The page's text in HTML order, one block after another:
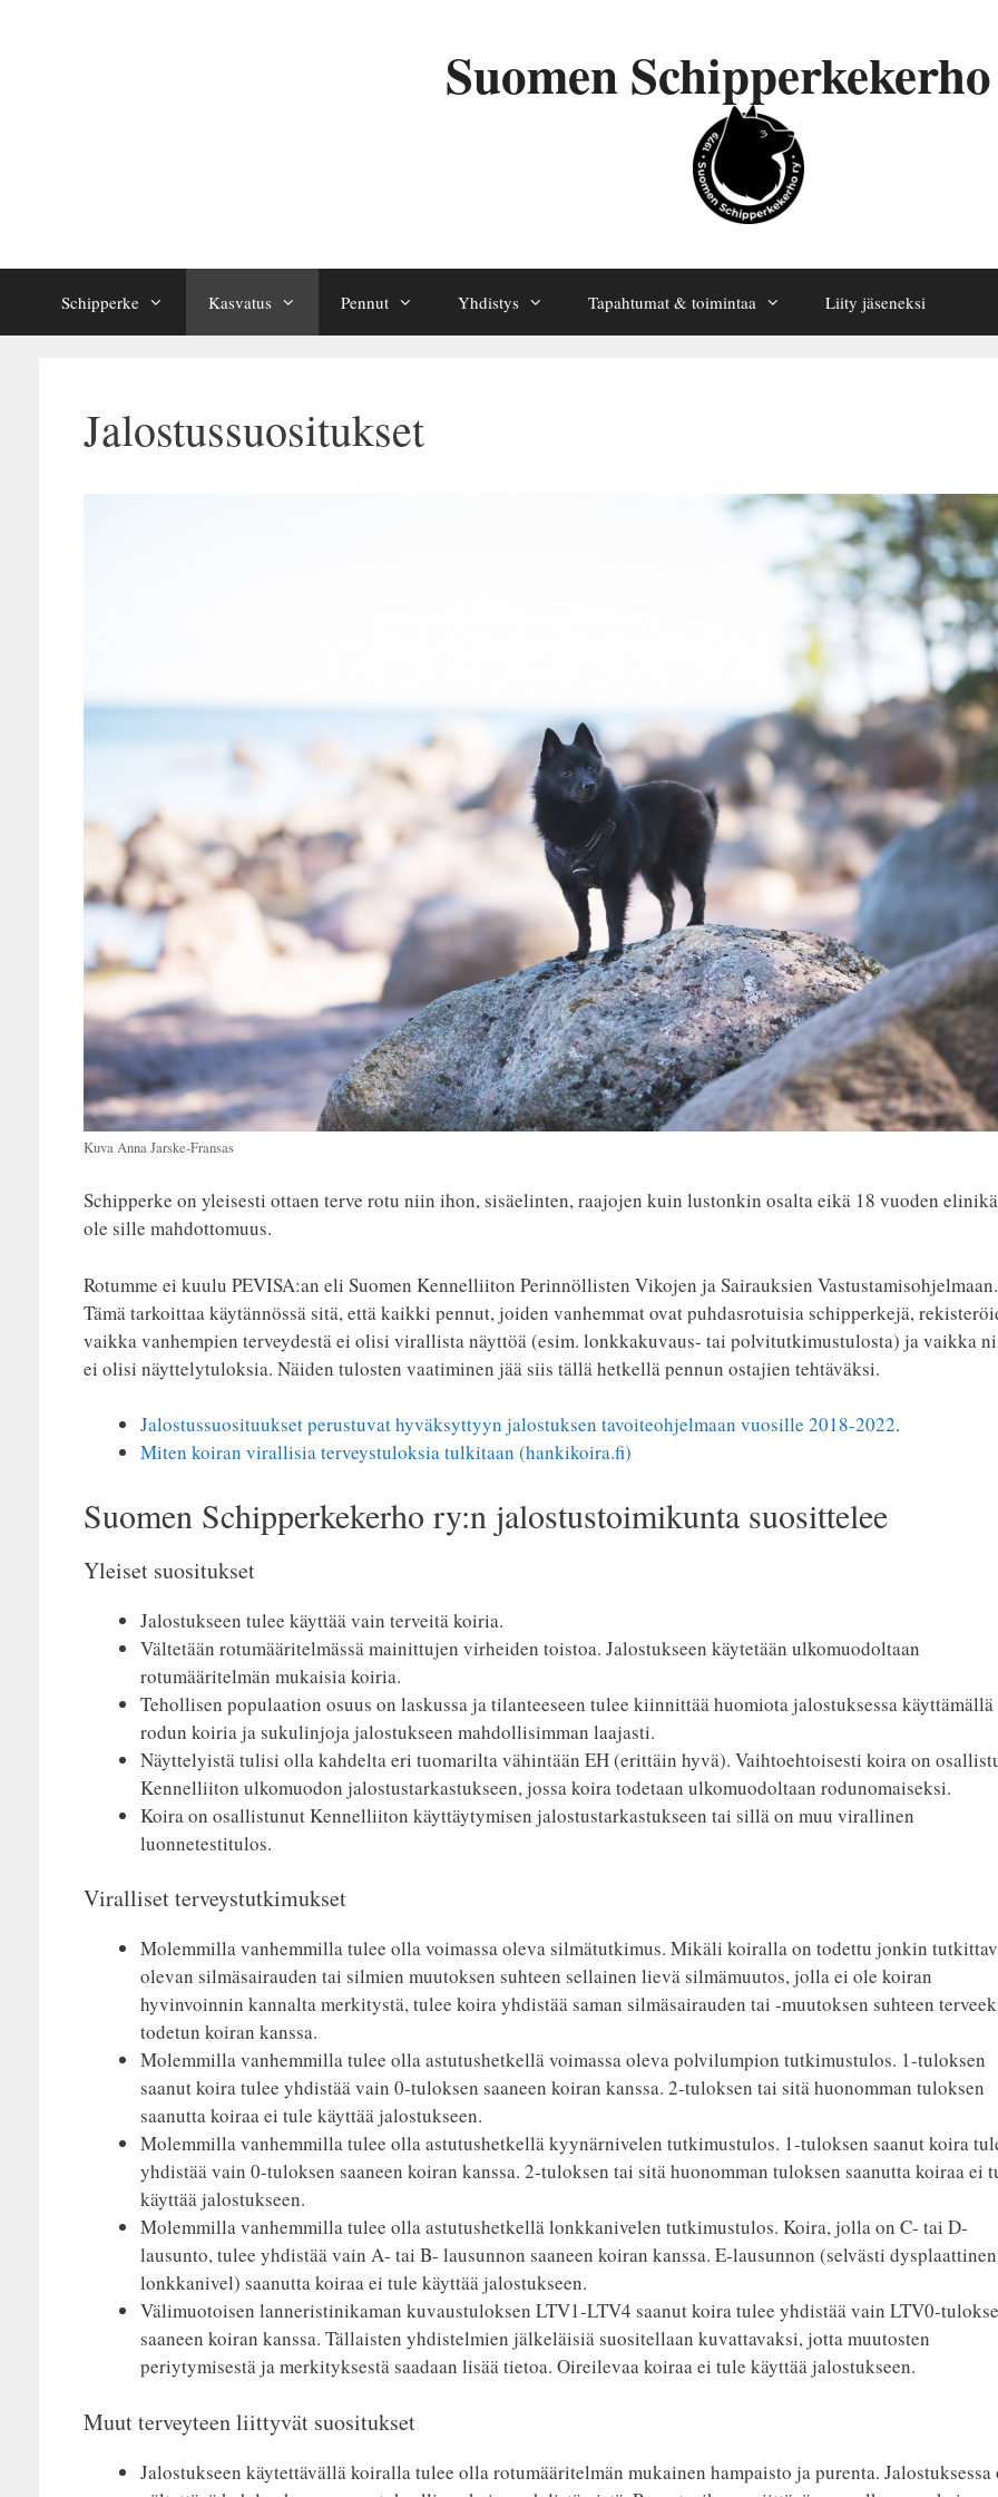
Suomen
Schipperke Kasvatus Pennut Yhdistys Tapahtumat & toimintaa Liity jäseneksi
Jalostussuositukset
Kuva Anna Jarske-Fransas
Schipperke on yleisesti ottaen terve rotu niin ihon, sisäelinten, raajojen kuin lustonkin osalta eikä 18 vuoden
ole sille mahdottomuus.
Rotumme ei kuulu PEVISA:an eli Suomen Kennelliiton Perinnöllisten Vikojen ja Sairauksien Vastustamisohjelmaan.
Tämä tarkoittaa käytännössä sitä, että kaikki pennut, joiden vanhemmat ovat puhdasrotuisia schipperkejä,
vaikka vanhempien terveydestä ei olisi virallista näyttöä (esim. lonkkakuvaus- tai polvitutkimustulosta) ja vaikka
ei olisi näyttelytuloksia. Näiden tulosten vaatiminen jää siis tällä hetkellä pennun ostajien tehtäväksi.
Jalostussuosituukset perustuvat hyväksyttyyn jalostuksen tavoiteohjelmaan vuosille 2018-2022.
Miten koiran virallisia terveystuloksia tulkitaan (hankikoira.fi)
Suomen Schipperkekerho ry:n jalostustoimikunta suosittelee
Yleiset suositukset
Jalostukseen tulee käyttää vain terveitä koiria.
Vältetään rotumääritelmässä mainittujen virheiden toistoa. Jalostukseen käytetään ulkomuodoltaan
rotumääritelmän mukaisia koiria.
Tehollisen populaation osuus on laskussa ja tilanteeseen tulee kiinnittää huomiota jalostuksessa käyttämällä
rodun koiria ja sukulinjoja jalostukseen mahdollisimman laajasti.
Näyttelyistä tulisi olla kahdelta eri tuomarilta vähintään EH (erittäin hyvä). Vaihtoehtoisesti koira on
Kennelliiton ulkomuodon jalostustarkastukseen, jossa koira todetaan ulkomuodoltaan rodunomaiseksi.
Koira on osallistunut Kennelliiton käyttäytymisen jalostustarkastukseen tai sillä on muu virallinen
luonnetestitulos.
Viralliset terveystutkimukset
Molemmilla vanhemmilla tulee olla voimassa oleva silmätutkimus. Mikäli koiralla on todettu jonkin
olevan silmäsairauden tai silmien muutoksen suhteen sellainen lievä silmämuutos, jolla ei ole koiran
hyvinvoinnin kannalta merkitystä, tulee koira yhdistää saman silmäsairauden tai -muutoksen suhteen
todetun koiran kanssa.
Molemmilla vanhemmilla tulee olla astutushetkellä voimassa oleva polvilumpion tutkimustulos. 1-tuloksen
saanut koira tulee yhdistää vain 0-tuloksen saaneen koiran kanssa. 2-tuloksen tai sitä huonomman tuloksen
saanutta koiraa ei tule käyttää jalostukseen.
Molemmilla vanhemmilla tulee olla astutushetkellä kyynärnivelen tutkimustulos. 1-tuloksen saanut koira
yhdistää vain 0-tuloksen saaneen koiran kanssa. 2-tuloksen tai sitä huonomman tuloksen saanutta koiraa ei
käyttää jalostukseen.
Molemmilla vanhemmilla tulee olla astutushetkellä lonkkanivelen tutkimustulos. Koira, jolla on C- tai D-
lausunto, tulee yhdistää vain A- tai B- lausunnon saaneen koiran kanssa. E-lausunnon (selvästi dysplaattinen
lonkkanivel) saanutta koiraa ei tule käyttää jalostukseen.
Välimuotoisen lanneristinikaman kuvaustuloksen LTV1-LTV4 saanut koira tulee yhdistää vain LTV0-
saaneen koiran kanssa. Tällaisten yhdistelmien jälkeläisiä suositellaan kuvattavaksi, jotta muutosten
periytymisestä ja merkityksestä saadaan lisää tietoa. Oireilevaa koiraa ei tule käyttää jalostukseen.
Muut terveyteen liittyvät suositukset
Jalostukseen käytettävällä koiralla tulee olla rotumääritelmän mukainen hampaisto ja purenta. Jalostuksessa